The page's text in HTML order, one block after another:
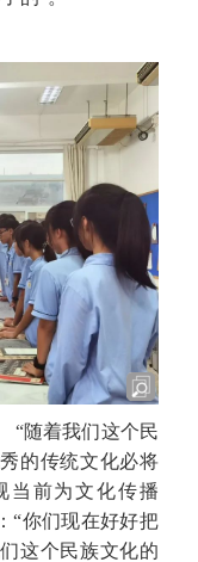
“随着我们这个民
的传统文化必将
当前为文化传播
“你们现在好好把
这个民族文化的